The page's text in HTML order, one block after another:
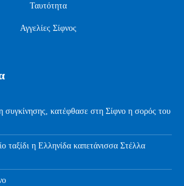
Ταυτότητα
Αγγελίες Σίφνος
συγκίνησης, κατέφθασε στη Σίφνο η σορός του
ταξίδι η Ελληνίδα καπετάνισσα Στέλλα